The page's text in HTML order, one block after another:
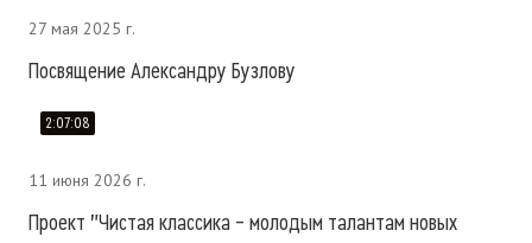
27 мая 2025 г.
Посвящение Александру Бузлову
2:07:08
11 июня 2026 г.
Проект "Чистая классика – молодым талантам новых